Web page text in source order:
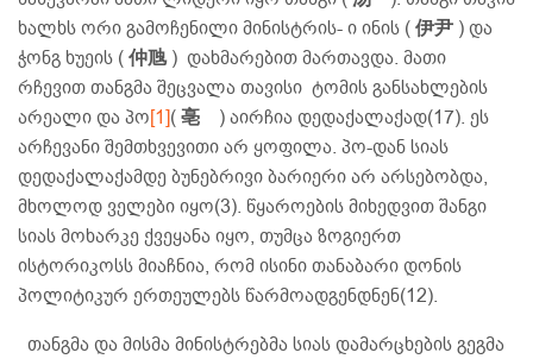
ხალხს ორი გამოჩენილი მინისტრის- ი ინის (伊尹 ) და
ჭონგ ხუეის (仲虺) დახმარებით მართავდა. მათი
რჩევით თანგმა შეცვალა თავისი ტომის განსახლების
არეალი და პო[1](亳 ) აირჩია დედაქალაქად(17). ეს
არჩევანი შემთხვევითი არ ყოფილა. პო-დან სიას
დედაქალაქამდე ბუნებრივი ბარიერი არ არსებობდა,
მხოლოდ ველები იყო(3). წყაროების მიხედვით შანგი
სიას მოხარკე ქვეყანა იყო, თუმცა ზოგიერთ
ისტორიკოსს მიაჩნია, რომ ისინი თანაბარი დონის
პოლიტიკურ ერთეულებს წარმოადგენდნენ(12).
თანგმა და მისმა მინისტრებმა სიას დამარცხების გეგმა